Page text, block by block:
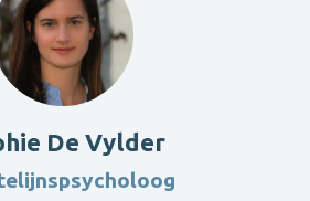
De Vylder